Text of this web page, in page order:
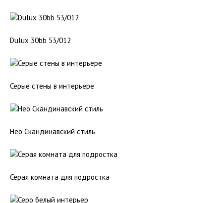
Dulux 30bb 53/012
Серые стены в интерьере
Нео Скандинавский стиль
Серая комната для подростка